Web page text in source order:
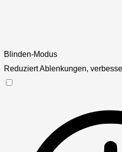
Blinden-Modus
Reduziert Ablenkungen,